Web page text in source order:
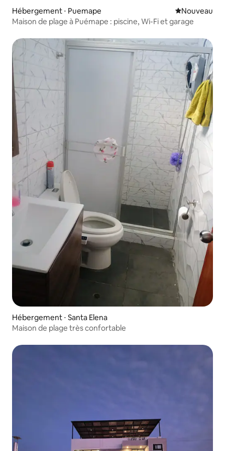
Hébergement ⋅ Puemape Nouvel
Nouveau
Maison de plage à Puémape : piscine, Wi-Fi et garage
Hébergement ⋅ Santa Elena
Maison de plage très confortable